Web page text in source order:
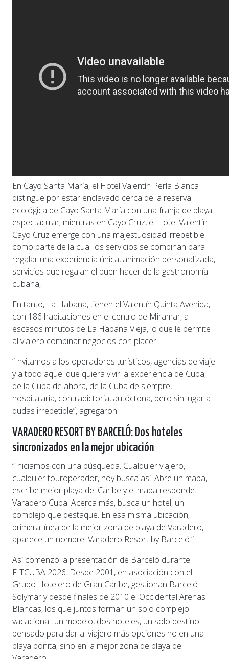
En Cayo Santa María, el Hotel Valentín Perla Blanca
distingue por estar enclavado cerca de la reserva
ecológica de Cayo Santa María con una franja de playa
espectacular; mientras en Cayo Cruz, el Hotel Valentín
Cayo Cruz emerge con una majestuosidad irrepetible
como parte de la cual los servicios se combinan para
regalar una experiencia única, animación personalizada,
servicios que regalan el buen hacer de la gastronomía
cubana,
En tanto, La Habana, tienen el Valentín Quinta Avenida,
con 186 habitaciones en el centro de Miramar, a
escasos minutos de La Habana Vieja, lo que le permite
al viajero combinar negocios con placer.
“Invitamos a los operadores turísticos, agencias de viaje
y a todo aquel que quiera vivir la experiencia de Cuba,
de la Cuba de ahora, de la Cuba de siempre,
hospitalaria, contradictoria, autóctona, pero sin lugar a
dudas irrepetible”, agregaron.
VARADERO RESORT BY BARCELÓ: Dos hoteles
sincronizados en la mejor ubicación
“Iniciamos con una búsqueda. Cualquier viajero,
cualquier touroperador, hoy busca así. Abre un mapa,
escribe mejor playa del Caribe y el mapa responde:
Varadero Cuba. Acerca más, busca un hotel, un
complejo que destaque. En esa misma ubicación,
primera línea de la mejor zona de playa de Varadero,
aparece un nombre: Varadero Resort by Barceló.”
Así comenzó la presentación de Barceló durante
FITCUBA 2026. Desde 2001, en asociación con el
Grupo Hotelero de Gran Caribe, gestionan Barceló
Solymar y desde finales de 2010 el Occidental Arenas
Blancas, los que juntos forman un solo complejo
vacacional: un modelo, dos hoteles, un solo destino
pensado para dar al viajero más opciones no en una
playa bonita, sino en la mejor zona de playa de